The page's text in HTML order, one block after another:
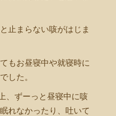
止まらない咳がはじま
もお昼寝中や就寝時に
した。
、ずーっと昼寝中に咳
れなかったり、吐いて